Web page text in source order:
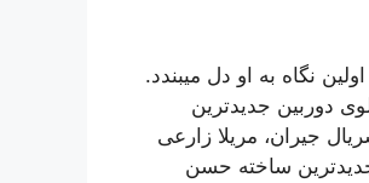
نگاه به او دل میبندد.
دوربین جدیدترین
جیران، مریلا زارعی
ساخته حسن